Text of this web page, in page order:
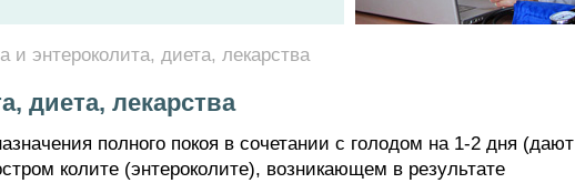
и энтероколита, диета, лекарства
диета, лекарства
полного покоя в сочетании с голодом на 1-2 дня (дают
колите (энтероколите), возникающем в результате